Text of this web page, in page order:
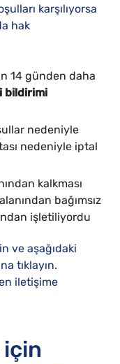
karşılıyorsa
hak
14 günden daha
bildirimi
nedeniyle
nedeniyle iptal
kalkması
bağımsız
işletiliyordu
ve aşağıdaki
tıklayın.
iletişime